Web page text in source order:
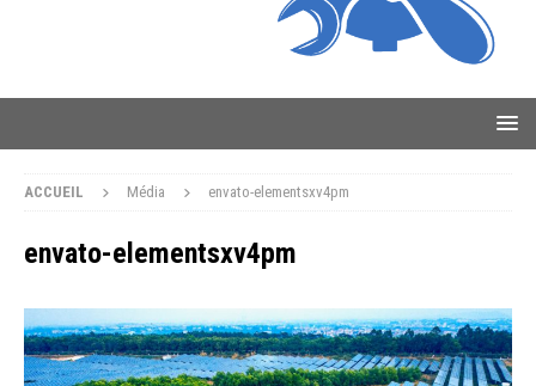
ACCUEIL Média envato-elementsxv4pm
envato-elementsxv4pm